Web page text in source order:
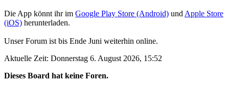
Die App könnt ihr im Google Play Store (Android) und Apple Store
(iOS) herunterladen.
Unser Forum ist bis Ende Juni weiterhin online.
Aktuelle Zeit: Donnerstag 6. August 2026, 15:52
Dieses Board hat keine Foren.